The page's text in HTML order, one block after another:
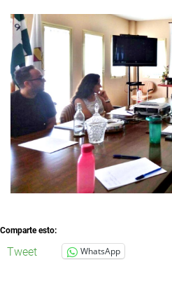
Comparte esto:
Tweet WhatsApp